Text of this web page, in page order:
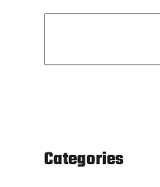
Categories